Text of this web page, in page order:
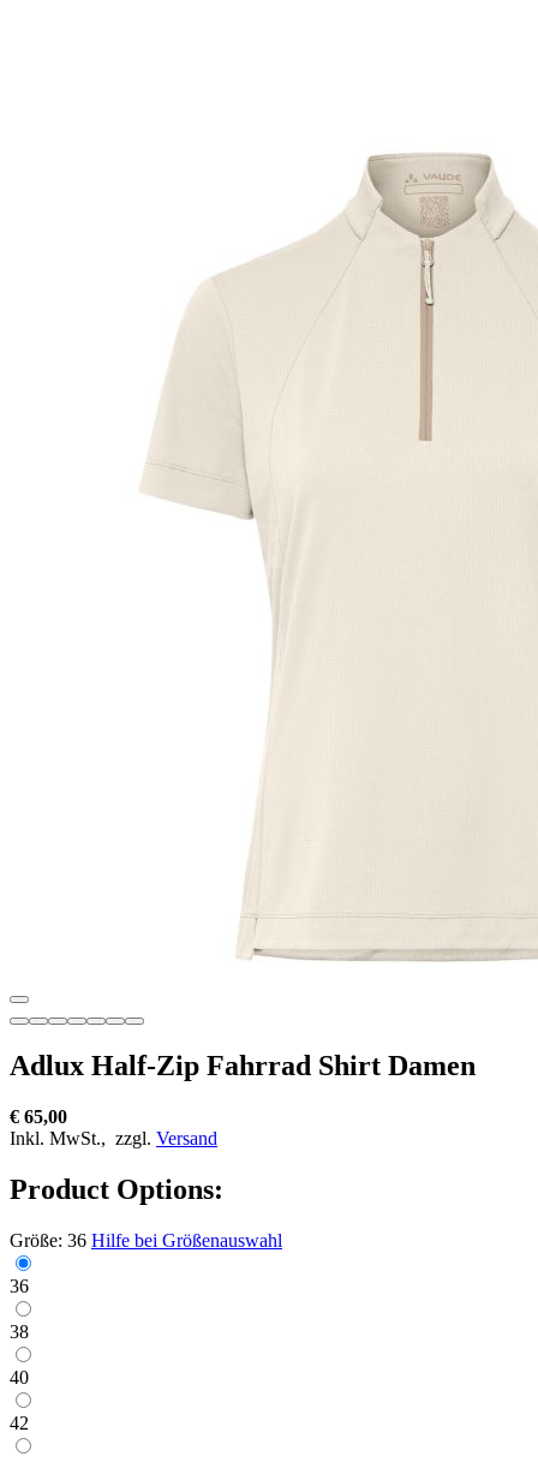
Adlux Half-Zip Fahrrad Shirt Damen
€ 65,00
Inkl. MwSt., zzgl. Versand
Product Options:
Größe: 36 Hilfe bei Größenauswahl
36
38
40
42